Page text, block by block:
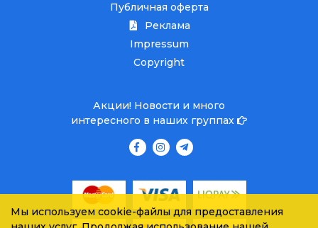
Публичная оферта
Реклама
Impressum
Copyright
Акции! Новости и много
интересного в наших группах
Мы используем cookie-файлы для предоставления